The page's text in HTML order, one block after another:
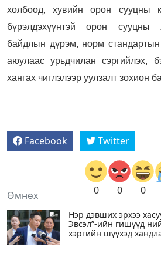
холбоод, хувийн орон сууцны
бүрэлдэхүүнтэй орон сууцны
байдлын дүрэм, норм стандартын
аюулаас урьдчилан сэргийлэх,
хангах чиглэлээр уулзалт зохион
Facebook Twitter
0 0 0
Өмнөх
Нэр дэвших эрхээ
Эвсэл”-ийн гишүүд
хэргийн шүүхэд